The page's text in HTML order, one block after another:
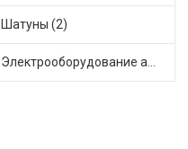
Шатуны (2)
Электрооборудование автомобилей (8)